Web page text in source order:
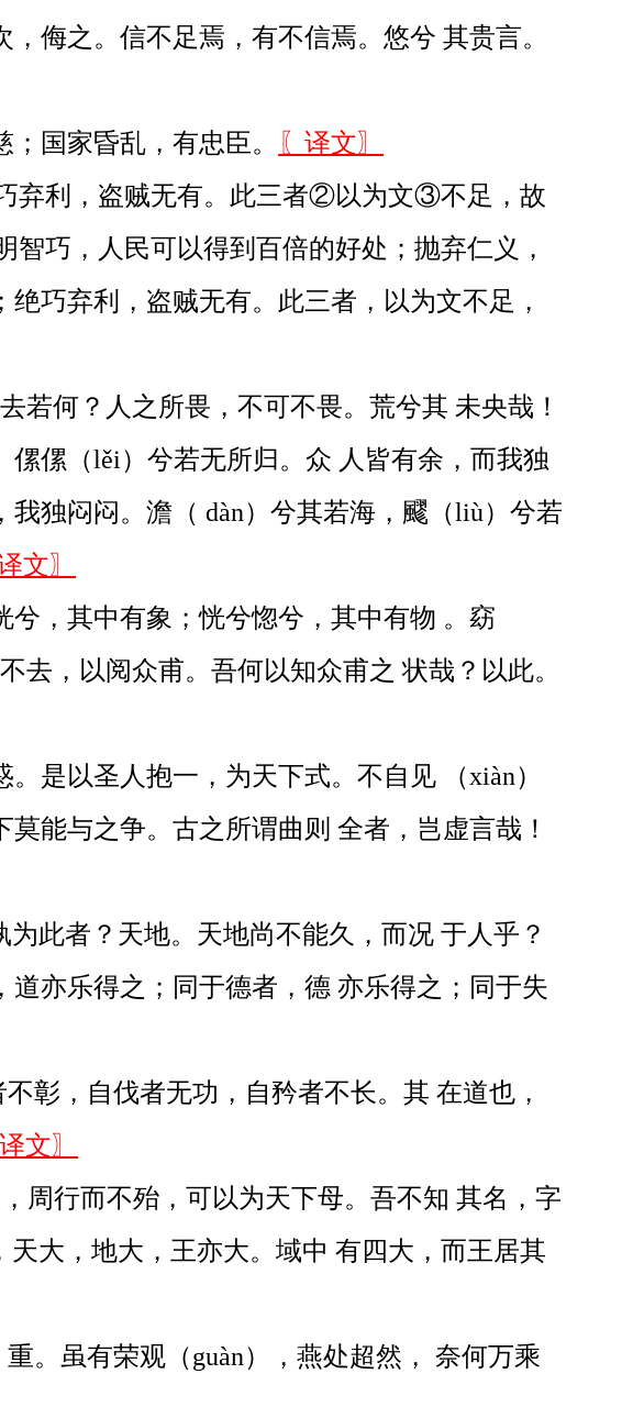
侮之。信不足焉，有不信焉。悠兮 其贵言。
国家昏乱，有忠臣。
〖译文〗
弃利，盗贼无有。此三者②以为文③不足，故
巧，人民可以得到百倍的好处；抛弃仁义，
巧弃利，盗贼无有。此三者，以为文不足，
若何？人之所畏，不可不畏。荒兮其 未央哉！
傫（lěi）兮若无所归。众 人皆有余，而我独
独闷闷。澹（ dàn）兮其若海，飂（liù）兮若
文〗
兮，其中有象；恍兮惚兮，其中有物 。窈
去，以阅众甫。吾何以知众甫之 状哉？以此。
是以圣人抱一，为天下式。不自见 （xiàn）
能与之争。古之所谓曲则 全者，岂虚言哉！
此者？天地。天地尚不能久，而况 于人乎？
亦乐得之；同于德者，德 亦乐得之；同于失
彰，自伐者无功，自矜者不长。其 在道也，
文〗
周行而不殆，可以为天下母。吾不知 其名，字
大，地大，王亦大。域中 有四大，而王居其
。虽有荣观（guàn），燕处超然， 奈何万乘